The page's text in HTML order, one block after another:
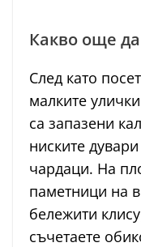
Какво още
След като
малките
са запазени
ниските
чардаци. На
паметници на
бележити
съчетаете